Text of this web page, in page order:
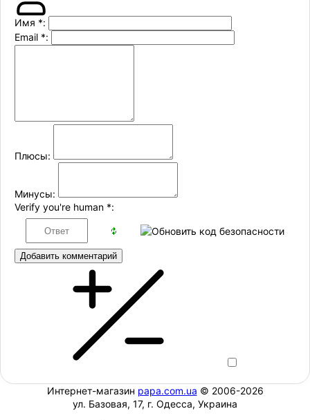
Имя *:
Email *:
Плюсы:
Минусы:
Verify you're human *:
Добавить комментарий
Интернет-магазин papa.com.ua © 2006-2026
ул. Базовая, 17, г. Одесса, Украина